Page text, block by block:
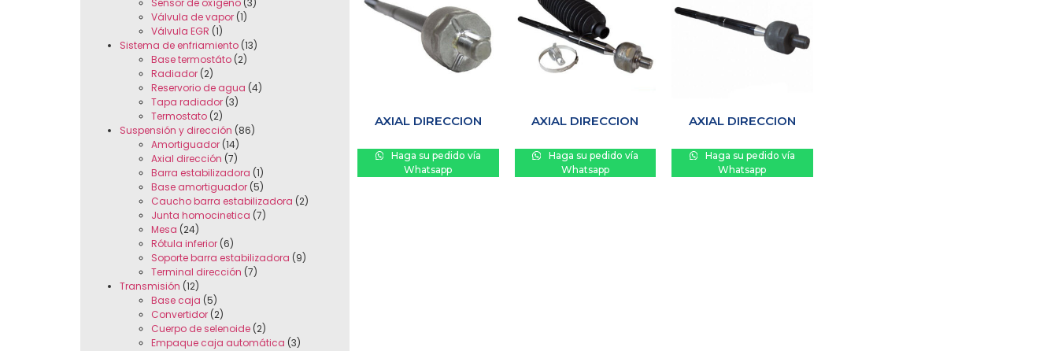
Sensor de oxígeno (3)
Válvula de vapor (1)
Válvula EGR (1)
Sistema de enfriamiento (13)
Base termostáto (2)
Radiador (2)
Reservorio de agua (4)
Tapa radiador (3)
Termostato (2)
Suspensión y dirección (86)
Amortiguador (14)
Axial dirección (7)
Barra estabilizadora (1)
Base amortiguador (5)
Caucho barra estabilizadora (2)
Junta homocinetica (7)
Mesa (24)
Rótula inferior (6)
Soporte barra estabilizadora (9)
Terminal dirección (7)
Transmisión (12)
Base caja (5)
Convertidor (2)
Cuerpo de selenoide (2)
Empaque caja automática (3)
AXIAL DIRECCION
Haga su pedido vía
Whatsapp
AXIAL DIRECCION
Haga su pedido vía
Whatsapp
AXIAL DIRECCION
Haga su pedido vía
Whatsapp